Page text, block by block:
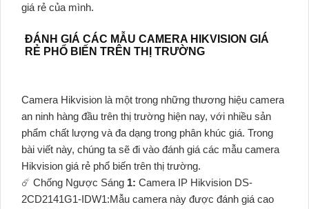
giá rẻ của mình.
ĐÁNH GIÁ CÁC MẪU CAMERA HIKVISION GIÁ
RẺ PHỔ BIẾN TRÊN THỊ TRƯỜNG
Camera Hikvision là một trong những thương hiệu camera
an ninh hàng đầu trên thị trường hiện nay, với nhiều sản
phẩm chất lượng và đa dạng trong phân khúc giá. Trong
bài viết này, chúng ta sẽ đi vào đánh giá các mẫu camera
Hikvision giá rẻ phổ biến trên thị trường.
☄️ Chống Ngược Sáng 1: Camera IP Hikvision DS-
2CD2141G1-IDW1:Mẫu camera này được đánh giá cao